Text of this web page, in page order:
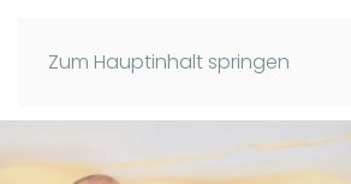
Zum Hauptinhalt springen